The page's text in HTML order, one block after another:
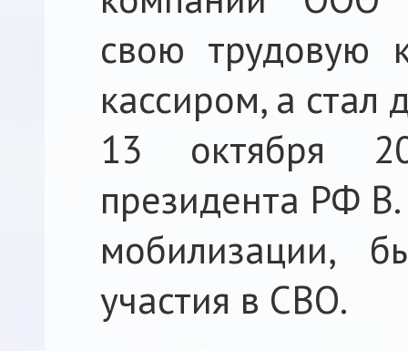
свою трудовую
кассиром, а стал
13 октября
президента РФ
мобилизации,
участия в СВО.